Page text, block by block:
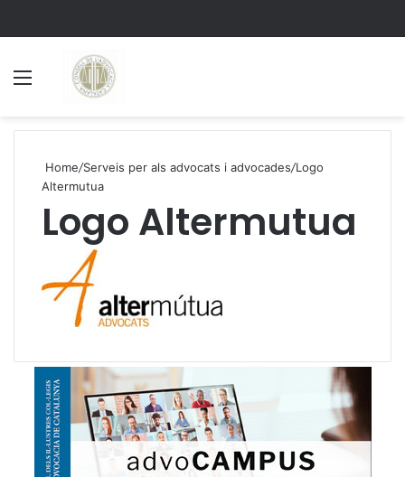
Home/Serveis per als advocats i advocades/Logo
Altermutua
Logo Altermutua